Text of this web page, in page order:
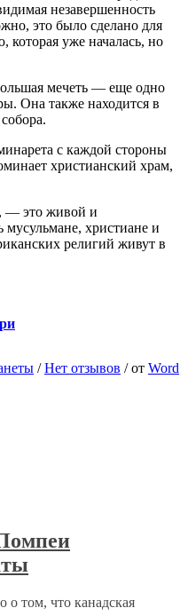
незавершенность
это было сделано для
которая уже началась, но
мечеть — еще одно
Она также находится в
с каждой стороны
христианский храм,
— это живой и
христиане и
религий живут в
/ Нет отзывов /от Word
о том, что канадская